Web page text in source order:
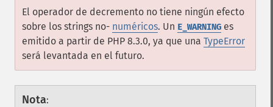
El operador de decremento no tiene ningún efecto
sobre los strings no- numéricos. Un E_WARNING es
emitido a partir de PHP 8.3.0, ya que una TypeError
será levantada en el futuro.
Nota: